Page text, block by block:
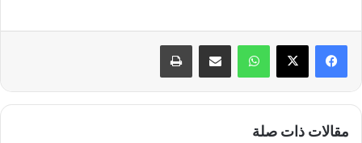
واتساب مشاركة عبر البريد طباعة
مقالات ذات صلة